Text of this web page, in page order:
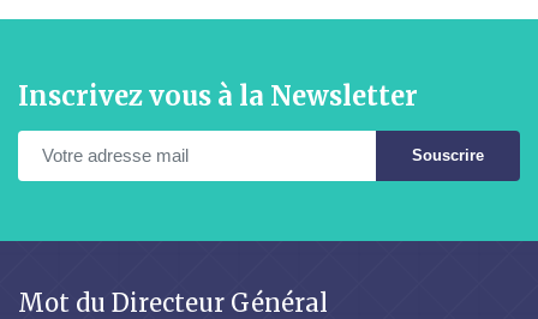
Inscrivez vous à la Newsletter
Souscrire
Mot du Directeur Général